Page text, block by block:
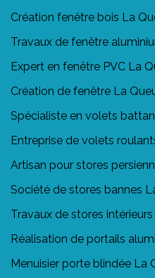
Création fenêtre bois La
Travaux de fenêtre
Expert en fenêtre PVC La
Création de fenêtre La
Spécialiste en volets
Entreprise de volets
Artisan pour stores
Société de stores bannes
Travaux de stores
Réalisation de portails
Menuisier porte blindée La